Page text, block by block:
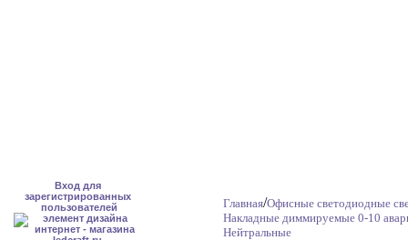
Вход для
зарегистрированных
пользователей
Главная/Офисные светодиодные
Накладные диммируемые 0-10
Нейтральные